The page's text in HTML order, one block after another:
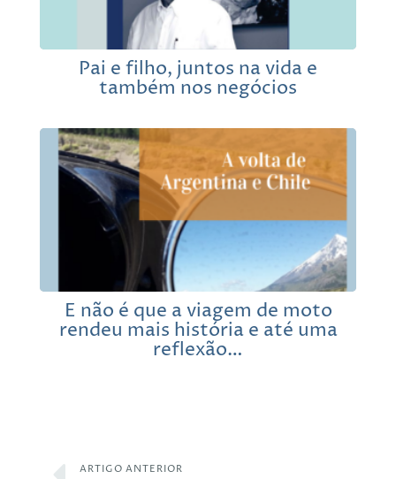
Pai e filho, juntos na vida e
também nos negócios
E não é que a viagem de moto
rendeu mais história e até uma
reflexão…
ARTIGO ANTERIOR